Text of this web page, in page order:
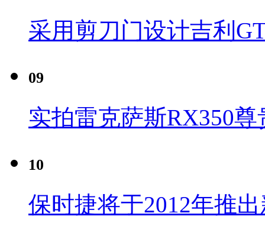
采用剪刀门设计吉利
09
实拍雷克萨斯RX350尊
10
保时捷将于2012年推